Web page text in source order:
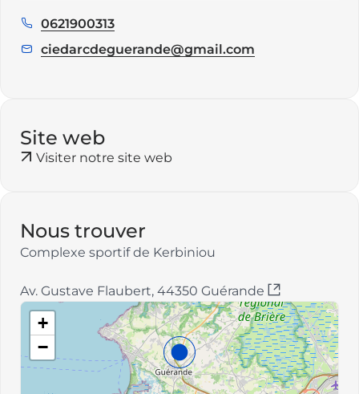
Téléphone
0621900313
E
:
ciedarcdeguerande@gmail.com
Site web
Visiter notre site web
Nous trouver
Complexe sportif de Kerbiniou
Av. Gustave Flaubert, 44350 Guérande
+
−